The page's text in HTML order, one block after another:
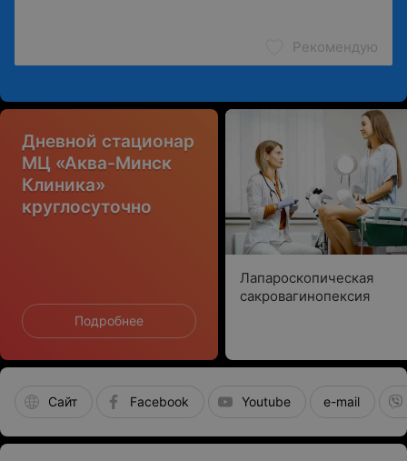
Рекомендую
Дневной стационар
МЦ «Аква-Минск
Клиника»
круглосуточно
Подробнее
Лапароскопическая
сакровагинопексия
Сайт Facebook Youtube e-mail